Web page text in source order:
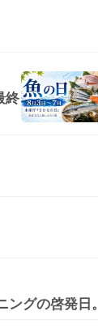
終
グの啓発日。